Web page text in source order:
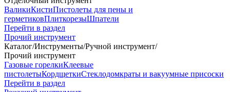
ВаликиКистиПистолеты для пены и
герметиковПлиткорезыШпатели
Перейти в раздел
Прочий инструмент
Каталог/Инструменты/Ручной инструмент/
Прочий инструмент
Газовые горелкиКлеевые
пистолетыКордщеткиСтеклодомкраты и вакуумные присоски
Перейти в раздел